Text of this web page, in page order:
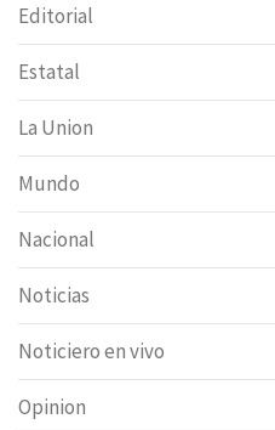
Editorial
Estatal
La Union
Mundo
Nacional
Noticias
Noticiero en vivo
Opinion